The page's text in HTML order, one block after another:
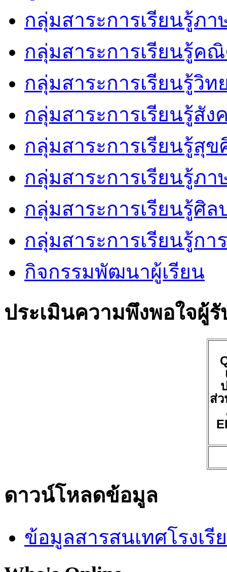
กลุ่มสาระการเรียนรู้ภา
กลุ่มสาระการเรียนรู้ค
กลุ่มสาระการเรียนรู้วิท
กลุ่มสาระการเรียนรู้สัง
กลุ่มสาระการเรียนรู้สุ
กลุ่มสาระการเรียนรู้ภา
กลุ่มสาระการเรียนรู้ศิล
กลุ่มสาระการเรียนรู้กา
กิจกรรมพัฒนาผู้เรียน
ประเมินความพึงพอใจผู้รั
ส่ว
ดาวน์โหลดข้อมูล
ข้อมูลสารสนเทศโรงเรี